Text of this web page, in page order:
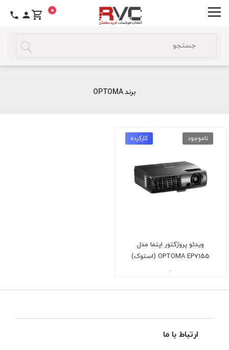
0
برند OPTOMA
ناموجود کارکرده
ویدئو پروژکتور اپتما مدل
OPTOMA EP7155 (استوک)
-
ارتباط با ما